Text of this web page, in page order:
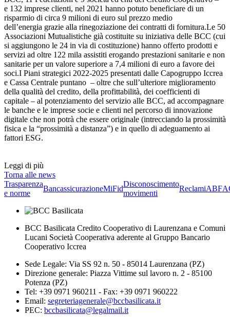
e 132 imprese clienti, nel 2021 hanno potuto beneficiare di un
risparmio di circa 9 milioni di euro sul prezzo medio
dell’energia grazie alla rinegoziazione dei contratti di fornitura.Le 50
Associazioni Mutualistiche già costituite su iniziativa delle BCC (cui
si aggiungono le 24 in via di costituzione) hanno offerto prodotti e
servizi ad oltre 122 mila assistiti erogando prestazioni sanitarie e non
sanitarie per un valore superiore a 7,4 milioni di euro a favore dei
soci.I Piani strategici 2022-2025 presentati dalle Capogruppo Iccrea
e Cassa Centrale puntano – oltre che sull’ulteriore miglioramento
della qualità del credito, della profittabilità, dei coefficienti di
capitale – al potenziamento del servizio alle BCC, ad accompagnare
le banche e le imprese socie e clienti nel percorso di innovazione
digitale che non potrà che essere originale (intrecciando la prossimità
fisica e la “prossimità a distanza”) e in quello di adeguamento ai
fattori ESG.
Leggi di più
Torna alle news
Trasparenza
e norme
BancassicurazioneMiFid
Disconoscimento
movimenti
ReclamiABF
BCC Basilicata Credito Cooperativo di Laurenzana e Comuni
Lucani Società Cooperativa aderente al Gruppo Bancario
Cooperativo Iccrea
Sede Legale: Via SS 92 n. 50 - 85014 Laurenzana (PZ)
Direzione generale: Piazza Vittime sul lavoro n. 2 - 85100
Potenza (PZ)
Tel: +39 0971 960211 - Fax: +39 0971 960222
Email: segreteriagenerale@bccbasilicata.it
PEC: bccbasilicata@legalmail.it